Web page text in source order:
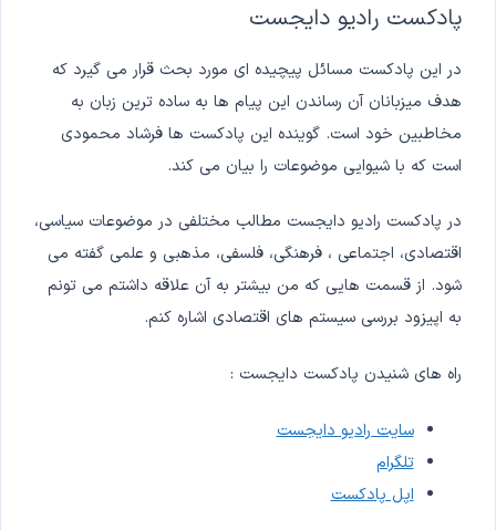
پادکست رادیو دایجست
در این پادکست مسائل پیچیده ای مورد بحث قرار می گیرد که
هدف میزبانان آن رساندن این پیام ها به ساده ترین زبان به
مخاطبین خود است. گوینده این پادکست ها فرشاد محمودی
است که با شیوایی موضوعات را بیان می کند.
در پادکست رادیو دایجست مطالب مختلفی در موضوعات سیاسی،
اقتصادی، اجتماعی ، فرهنگی، فلسفی، مذهبی و علمی گفته می
شود. از قسمت هایی که من بیشتر به آن علاقه داشتم می تونم
به اپیزود بررسی سیستم های اقتصادی اشاره کنم.
راه های شنیدن پادکست دایجست :
سایت رادیو دایجست
تلگرام
اپل پادکست